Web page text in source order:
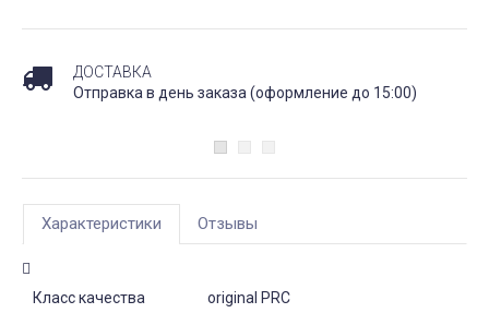
ДОСТАВКА
Отправка в день заказа (оформление до 15:00)
Характеристики Отзывы
Класс качества original PRC